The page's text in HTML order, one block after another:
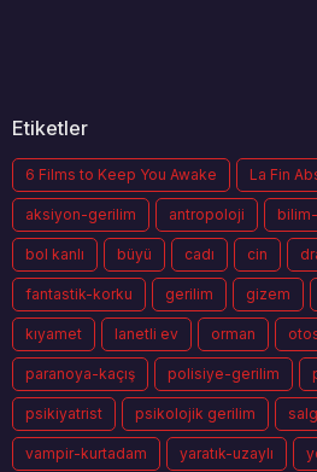
Etiketler
6 Films to Keep You Awake La Fin
aksiyon-gerilim antropoloji
bol kanlı büyü cadı cin
fantastik-korku gerilim gizem
kıyamet lanetli ev orman
paranoya-kaçış polisiye-gerilim
psikiyatrist psikolojik gerilim
vampir-kurtadam yaratık-uzaylı